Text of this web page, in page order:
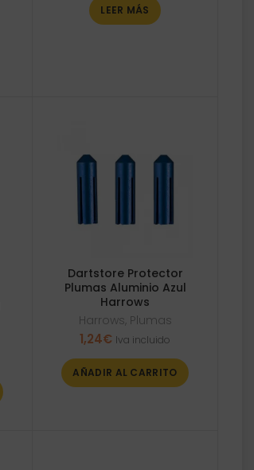
LEER MÁS
Dartstore Protector
Plumas Aluminio Azul
Harrows
Harrows, Plumas
1,24€ Iva incluido
AÑADIR AL CARRITO